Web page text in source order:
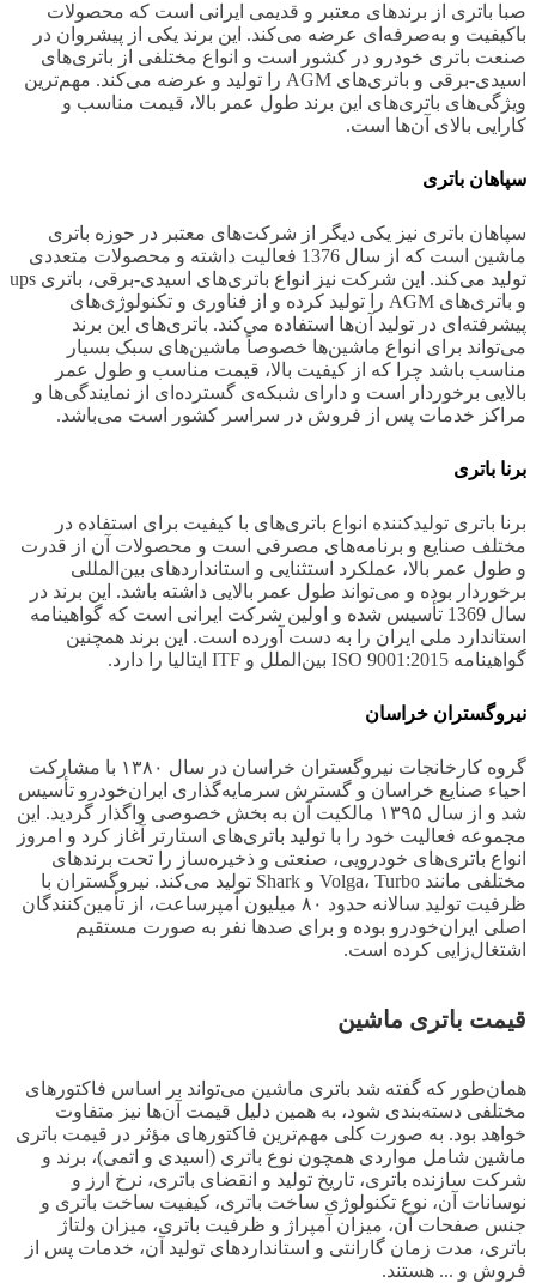
صبا باتری از برندهای معتبر و قدیمی ایرانی است که محصولات
باکیفیت و به‌صرفه‌ای عرضه می‌کند. این برند یکی از پیشروان در
صنعت باتری خودرو در کشور است و انواع مختلفی از باتری‌های
اسیدی-برقی و باتری‌های AGM را تولید و عرضه می‌کند. مهم‌ترین
ویژگی‌های باتری‌های این برند طول عمر بالا، قیمت مناسب و
کارایی بالای آن‌ها است.
سپاهان باتری
سپاهان باتری نیز یکی دیگر از شرکت‌های معتبر در حوزه باتری
ماشین است که از سال 1376 فعالیت داشته و محصولات متعددی
تولید می‌کند. این شرکت نیز انواع باتری‌های اسیدی-برقی، باتری ups
و باتری‌های AGM را تولید کرده و از فناوری و تکنولوژی‌های
پیشرفته‌ای در تولید آن‌ها استفاده می‌کند. باتری‌های این برند
می‌تواند برای انواع ماشین‌ها خصوصاً ماشین‌های سبک بسیار
مناسب باشد چرا که از کیفیت بالا، قیمت مناسب و طول عمر
بالایی برخوردار است و دارای شبکه‌ی گسترده‌ای از نمایندگی‌ها و
مراکز خدمات پس از فروش در سراسر کشور است می‌باشد.
برنا باتری
برنا باتری تولیدکننده انواع باتری‌های با کیفیت برای استفاده در
مختلف صنایع و برنامه‌های مصرفی است و محصولات آن از قدرت
و طول عمر بالا، عملکرد استثنایی و استانداردهای بین‌المللی
برخوردار بوده و می‌تواند طول عمر بالایی داشته باشد. این برند در
سال 1369 تأسیس شده و اولین شرکت ایرانی است که گواهینامه
استاندارد ملی ایران را به دست آورده است. این برند همچنین
گواهینامه ISO 9001:2015 بین‌الملل و ITF ایتالیا را دارد.
نیروگستران خراسان
گروه کارخانجات نیروگستران خراسان در سال ۱۳۸۰ با مشارکت
احیاء صنایع خراسان و گسترش سرمایه‌گذاری ایران‌خودرو تأسیس
شد و از سال ۱۳۹۵ مالکیت آن به بخش خصوصی واگذار گردید. این
مجموعه فعالیت خود را با تولید باتری‌های استارتر آغاز کرد و امروز
انواع باتری‌های خودرویی، صنعتی و ذخیره‌ساز را تحت برندهای
مختلفی مانند Volga، Turbo و Shark تولید می‌کند. نیروگستران با
ظرفیت تولید سالانه حدود ۸۰ میلیون آمپرساعت، از تأمین‌کنندگان
اصلی ایران‌خودرو بوده و برای صدها نفر به صورت مستقیم
اشتغال‌زایی کرده است.
قیمت باتری ماشین
همان‌طور که گفته شد باتری ماشین می‌تواند بر اساس فاکتورهای
مختلفی دسته‌بندی شود، به همین دلیل قیمت آن‌ها نیز متفاوت
خواهد بود. به صورت کلی مهم‌ترین فاکتورهای مؤثر در قیمت باتری
ماشین شامل مواردی همچون نوع باتری (اسیدی و اتمی)، برند و
شرکت سازنده باتری، تاریخ تولید و انقضای باتری، نرخ ارز و
نوسانات آن، نوع تکنولوژی ساخت باتری، کیفیت ساخت باتری و
جنس صفحات آن، میزان آمپراژ و ظرفیت باتری، میزان ولتاژ
باتری، مدت زمان گارانتی و استانداردهای تولید آن، خدمات پس از
فروش و ... هستند.